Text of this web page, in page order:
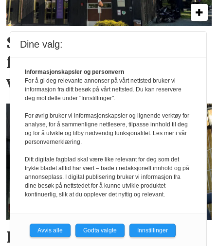
Stiklestad vokser med
fotball-VMs
vikingtematikk
Fra Levanger-direktør til
Dine valg:
Informasjonskapsler og personvern
For å gi deg relevante annonser på vårt nettsted bruker vi
informasjon fra ditt besøk på vårt nettsted. Du kan reservere
deg mot dette under "Innstillinger".
For øvrig bruker vi informasjonskapsler og lignende verktøy for
analyse, for å sammenligne nettlesere, tilpasse innhold til deg
og for å utvikle og tilby nødvendig funksjonalitet. Les mer i vår
personvernerklæring.
Ditt digitale fagblad skal være like relevant for deg som det
trykte bladet alltid har vært – bade i redaksjonelt innhold og på
annonseplass. I digital publisering bruker vi informasjon fra
dine besøk på nettstedet for å kunne utvikle produktet
kontinuerlig, slik at du opplever det nyttig og relevant.
Avvis alle Godta valgte Innstillinger